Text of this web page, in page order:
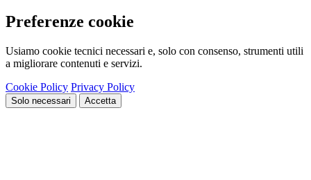
Preferenze cookie
Usiamo cookie tecnici necessari e, solo con consenso, strumenti utili
a migliorare contenuti e servizi.
Cookie Policy Privacy Policy
Solo necessari Accetta